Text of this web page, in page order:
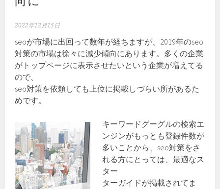
2022年12月15日
seoが市場に出回って数年が経ちますが、2019年のseo
対策の市場は徐々に減少傾向にあります。多くの企業
がトップページに表示させたいという企業が増えてる
ので、
seo対策を依頼しても上位に掲載しづらい所があるた
めです。
キーワードグーグルの検索エ
ンジンがもっとも登録件数が
多いことから、seo対策をさ
れる方にとっては、最適なス
ター
ターガイドが掲載されてま